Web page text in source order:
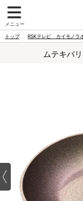
メニュー
トップ RSKテレビ カイモノラ
ムテキバ